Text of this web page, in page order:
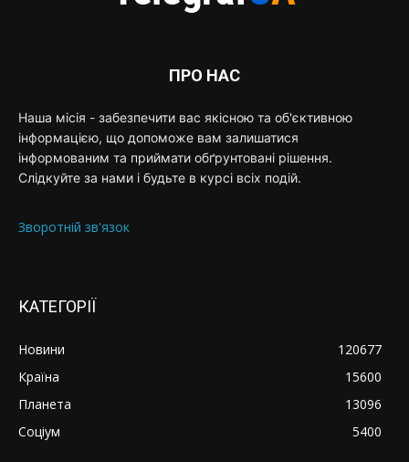
ПРО НАС
Наша місія - забезпечити вас якісною та об'єктивною
інформацією, що допоможе вам залишатися
інформованим та приймати обґрунтовані рішення.
Слідкуйте за нами і будьте в курсі всіх подій.
Зворотній зв'язок
КАТЕГОРІЇ
Новини
120677
Країна
15600
Планета
13096
Соціум
5400